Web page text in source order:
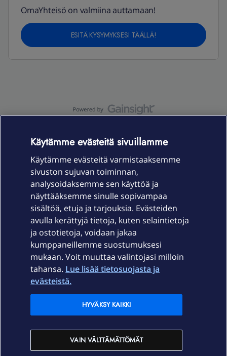
OmaYhteisö on valmiina auttamaan!
ESITÄ KYSYMYKSESI TÄÄLLÄ!
Laitteet & liittymät
Palvelut
Ajankohtaista
Elisa Oyj
In English
Käytämme evästeitä sivuillamme
Käytämme evästeitä varmistaaksemme
sivuston sujuvan toiminnan,
analysoidaksemme sen käyttöä ja
näyttääksemme sinulle sopivampaa
sisältöä, etuja ja tarjouksia. Evästeiden
avulla kerättyjä tietoja, kuten selaintietoja
ja ostotietoja, voidaan jakaa
kumppaneillemme suostumuksesi
mukaan. Voit muuttaa valintojasi milloin
tahansa. Lue lisää tietosuojasta ja
evästeistä.
VAIN VÄLTTÄMÄTTÖMÄT
HYVÄKSY KAIKKI